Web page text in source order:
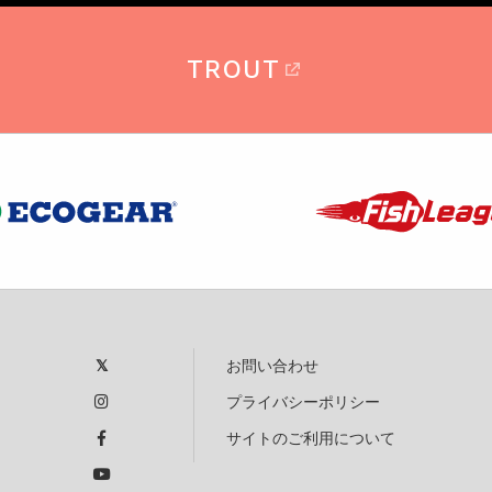
TROUT
お問い合わせ
プライバシーポリシー
サイトのご利用について